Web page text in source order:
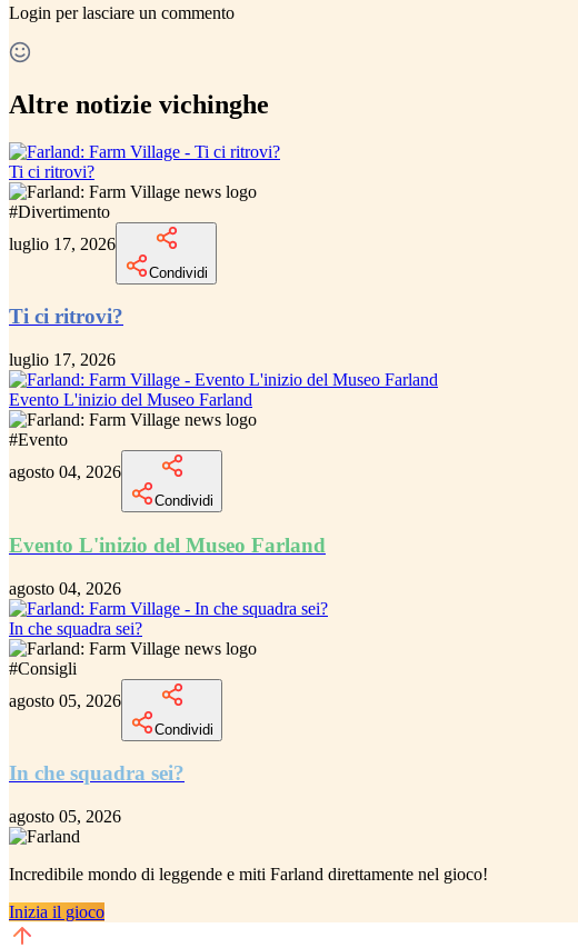
Login per lasciare un commento
Altre notizie vichinghe
Ti ci ritrovi?
#Divertimento
luglio 17, 2026
Condividi
Ti ci ritrovi?
luglio 17, 2026
Evento L'inizio del Museo Farland
#Evento
agosto 04, 2026
Condividi
Evento L'inizio del Museo Farland
agosto 04, 2026
In che squadra sei?
#Consigli
agosto 05, 2026
Condividi
In che squadra sei?
agosto 05, 2026
Incredibile mondo di leggende e miti Farland direttamente nel gioco!
Inizia il gioco